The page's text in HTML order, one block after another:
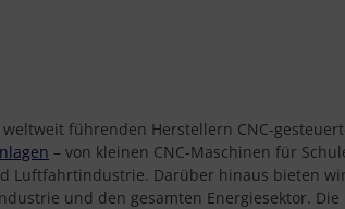
führenden Herstellern CNC-
– von kleinen CNC-Maschinen für
Luftfahrtindustrie. Darüber hinaus bieten wir
und den gesamten Energiesektor.